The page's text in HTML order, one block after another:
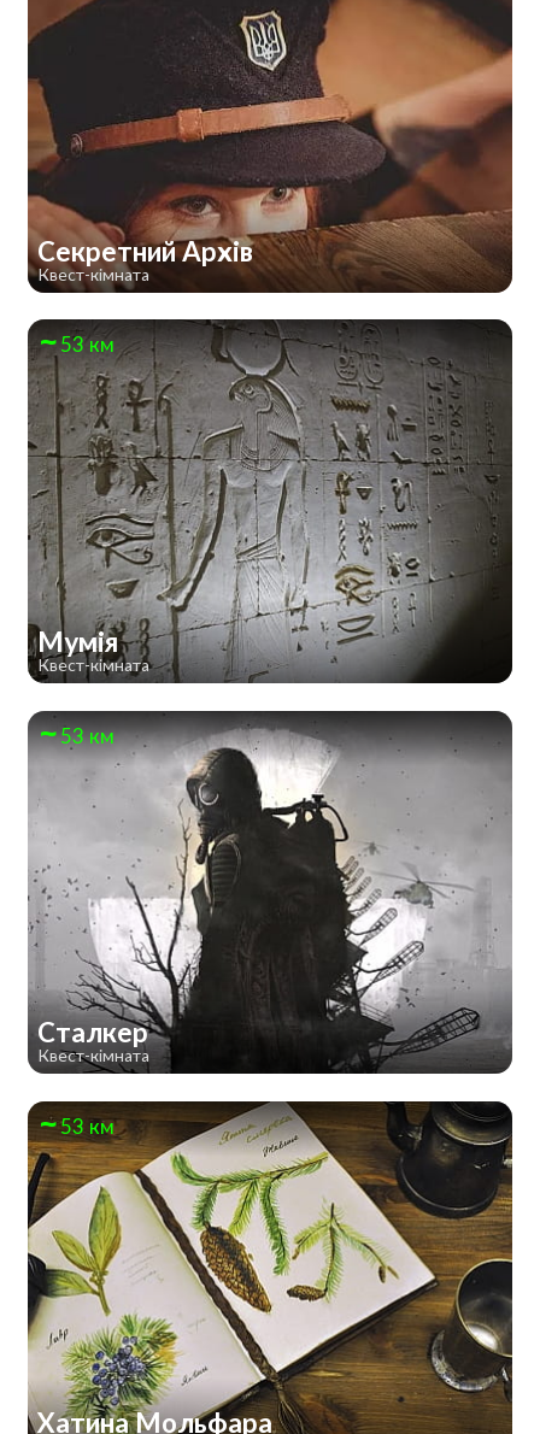
Секретний Архів
Квест-кімната
53 км
Мумія
Квест-кімната
53 км
Сталкер
Квест-кімната
53 км
Хатина Мольфара